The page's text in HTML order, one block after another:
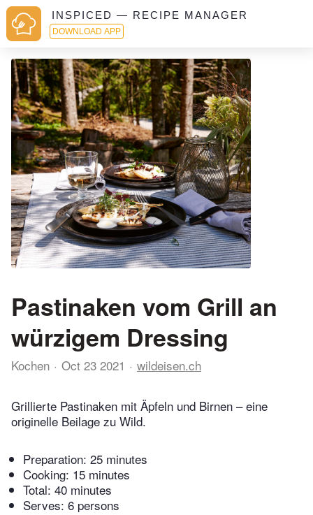
INSPICED — RECIPE MANAGER
DOWNLOAD APP
Pastinaken vom Grill an
würzigem Dressing
Kochen Oct 23 2021 wildeisen.ch
Grillierte Pastinaken mit Äpfeln und Birnen – eine
originelle Beilage zu Wild.
Preparation: 25 minutes
Cooking: 15 minutes
Total: 40 minutes
Serves: 6 persons